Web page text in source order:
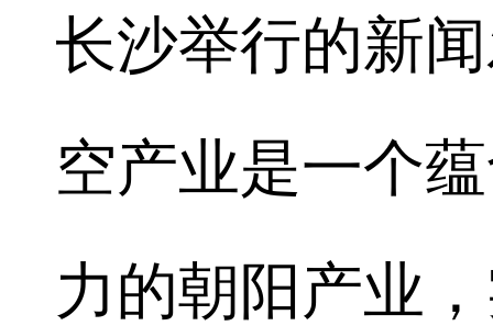
长沙举行的新
空产业是一个
力的朝阳产业